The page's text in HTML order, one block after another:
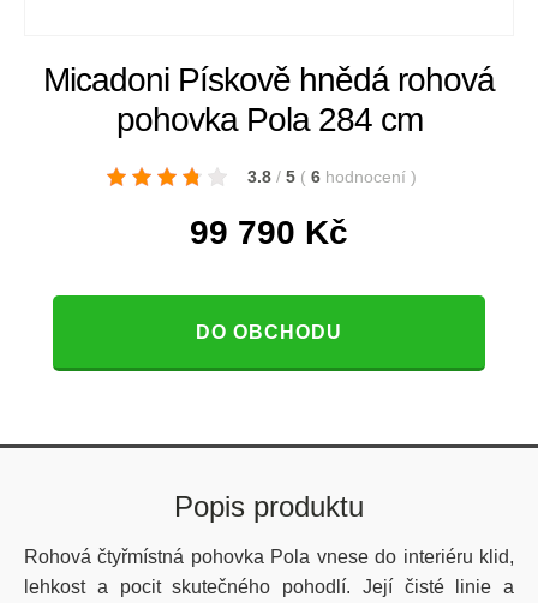
Micadoni Pískově hnědá rohová
pohovka Pola 284 cm
3.8 / 5 ( 6 hodnocení )
99 790 Kč
DO OBCHODU
Popis produktu
Rohová čtyřmístná pohovka Pola vnese do interiéru klid,
lehkost a pocit skutečného pohodlí. Její čisté linie a